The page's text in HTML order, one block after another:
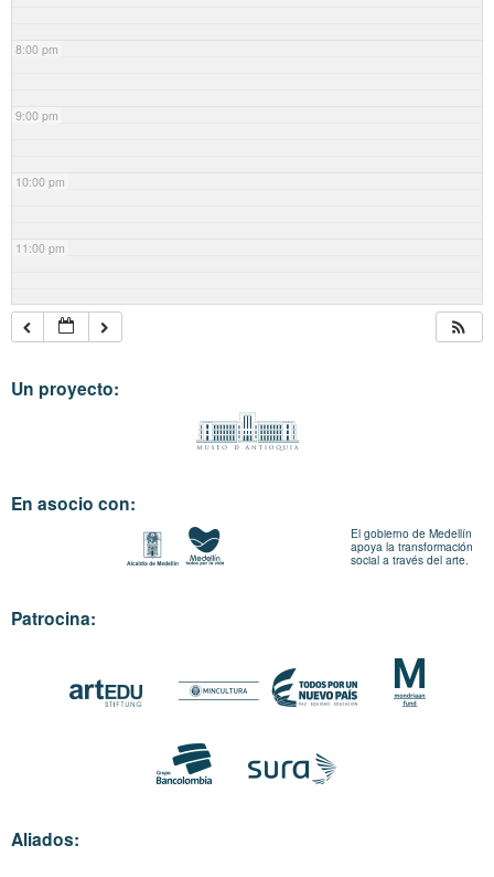
8:00 pm
9:00 pm
10:00 pm
11:00 pm
Un proyecto:
En asocio con:
El gobierno de Medellín
apoya la transformación
social a través del arte.
Patrocina:
Aliados: